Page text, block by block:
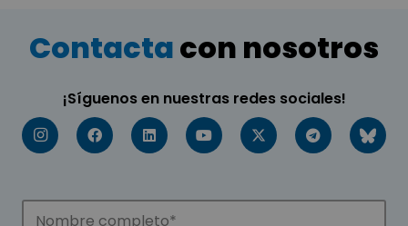
Contactacon nosotros
¡Síguenos en nuestras redes sociales!